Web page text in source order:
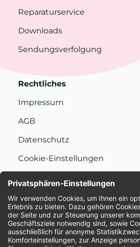
Reparaturservice
Downloads
Sendungsverfolgung
Rechtliches
Impressum
AGB
Datenschutz
Cookie-Einstellungen
Bewertungen